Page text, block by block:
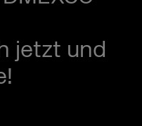
jetzt und